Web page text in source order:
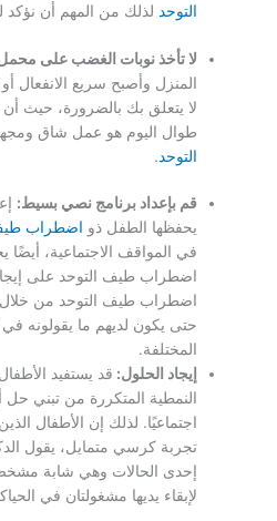
التوحد لذلك من المهم أن نؤكد
لا تأخذ نوبات الغضب على
المنزل وأصبح سريع الانفعال أو
لا يتعلق بك بالضرورة، حيث أن
طوال اليوم هو عمل شاق
التوحد.
قم بإعداد برنامج نصي بسيط:
يحفظها الطفل ذو اضطراب
في المواقف الاجتماعية،
اضطراب طيف التوحد على
اضطراب طيف التوحد من خلال
حتى يكون لديهم ما يقولونه في
المختلفة.
إيجاد الحلول: قد يستفيد
النمطية المتكررة من تبني
اجتماعيًا. لذلك إن الأطفال
تجربة كرسي متمايل، يقول
إحدى الحالات وهي شابة
لإبقاء يديها مشغولتان في